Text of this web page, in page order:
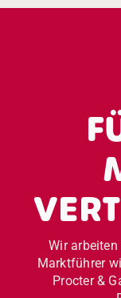
Wir
Marktführer
Procter &